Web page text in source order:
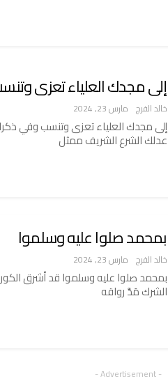
إلى مجدك العلياء تعزى
خالد الفرج مارس 23, 2024
إلى مجدك العلياء تعزى وتنسب وفي
عدلك الشرع الشريف ممثل
بمحمد صلوا عليه وسلموا
خالد الفرج مارس 23, 2024
بمحمد صلوا عليه وسلموا قد أشرق
الشرك مَدَّ رواقه
- Advertisement -